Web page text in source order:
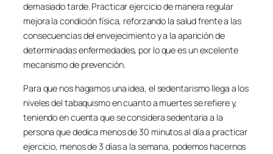
demasiado tarde. Practicar ejercicio de manera regular
mejora la condición física, reforzando la salud frente a las
consecuencias del envejecimiento y a la aparición de
determinadas enfermedades, por lo que es un excelente
mecanismo de prevención.
Para que nos hagamos una idea, el sedentarismo llega a los
niveles del tabaquismo en cuanto a muertes se refiere y,
teniendo en cuenta que se considera sedentaria a la
persona que dedica menos de 30 minutos al día a practicar
ejercicio, menos de 3 días a la semana, podemos hacernos